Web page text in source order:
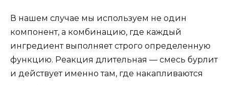
В нашем случае мы используем не один
компонент, а комбинацию, где каждый
ингредиент выполняет строго определенную
функцию. Реакция длительная — смесь бурлит
и действует именно там, где накапливаются